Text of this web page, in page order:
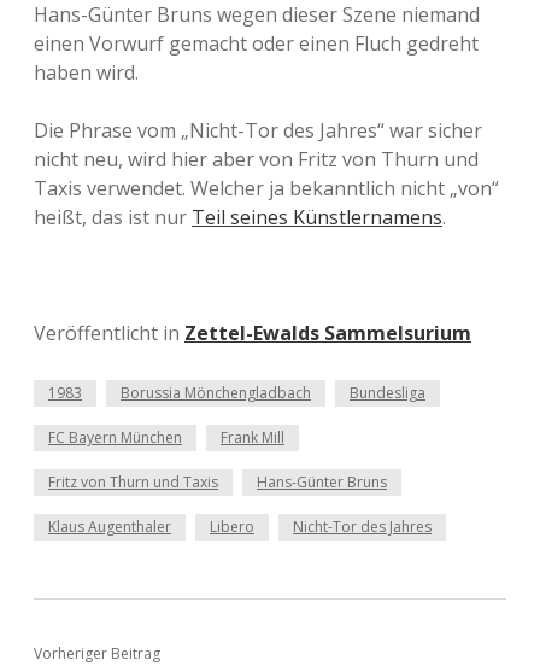
Hans-Günter Bruns wegen dieser Szene niemand
einen Vorwurf gemacht oder einen Fluch gedreht
haben wird.
Die Phrase vom „Nicht-Tor des Jahres“ war sicher
nicht neu, wird hier aber von Fritz von Thurn und
Taxis verwendet. Welcher ja bekanntlich nicht „von“
heißt, das ist nur Teil seines Künstlernamens.
Veröffentlicht in Zettel-Ewalds Sammelsurium
1983 Borussia Mönchengladbach Bundesliga
FC Bayern München Frank Mill
Fritz von Thurn und Taxis Hans-Günter Bruns
Klaus Augenthaler Libero Nicht-Tor des Jahres
Vorheriger Beitrag